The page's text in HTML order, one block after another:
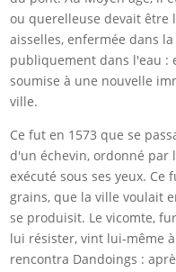
ou querelleuse devait être
aisselles, enfermée dans
publiquement dans l'eau :
soumise à une nouvelle
ville.
Ce fut en 1573 que se
d'un échevin, ordonné
exécuté sous ses yeux.
grains, que la ville voulait
se produisit. Le vicomte,
lui résister, vint lui-même
rencontra Dandoings :